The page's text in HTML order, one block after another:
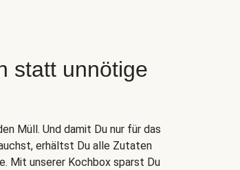
statt unnötige
Müll. Und damit Du nur für das
erhältst Du alle Zutaten
Mit unserer Kochbox sparst Du